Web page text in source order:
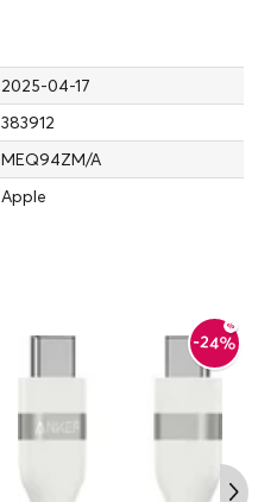
2025-04-17
383912
MEQ94ZM/A
Apple
-24%